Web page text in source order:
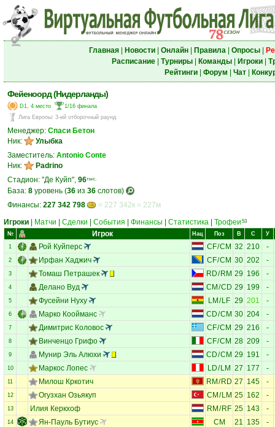
Главная| Новости| Онлайн| Правила| Опросы|
Расписание| Турниры| Команды| Игроки|
Рейтинги| Форум Чат|
Фейеноорд (Нидерланды)
D1, 4 место
1/16 финала
Лига Европы: 3-ий отборочный раунд
Менеджер: Спаси Бетон
Ник:
Улыбка
Заместитель: Antonio Conte
Ник:
Padrino
Стадион: "Де Куйп", 96тыс.
База: 8 уровень (36 из 36 слотов)
Финансы: 227 342 798
= 227 342к = 227м
Игроки
Матчи Сделки События Финансы Статистика Трофеи 53
№ Игрок Нац Поз В С У
1 Рой Куйперс CF/CM 32 210 -
2 Ирфан Хаджич CF/CM 30 202 -
3 Томаш Петрашек RD/ RM 29 196 -
4 Делано Вуд CM /CD 29 199 -
5 Фусейни Нуху LM / LF 29 201 -
6 Марко Коойманс CD/CM 30 204 -
7 Димитрис Коловос CF/CM 29 216 -
8 Винченцо Грифо CF/CM 28 209 -
9 Мунир Эль Алюхи CD/CM 29 191 -
10 Маркос Лопес LD/ LM 27 177 -
11 Милош Кркотич RM / RD 27 145 -
12 Огузхан Озьякуп CM /LM 25 162 -
13 Илия Керкхоф RM / RF 25 143 -
14 Ян-Пауль Бутиус CM 21 135 -